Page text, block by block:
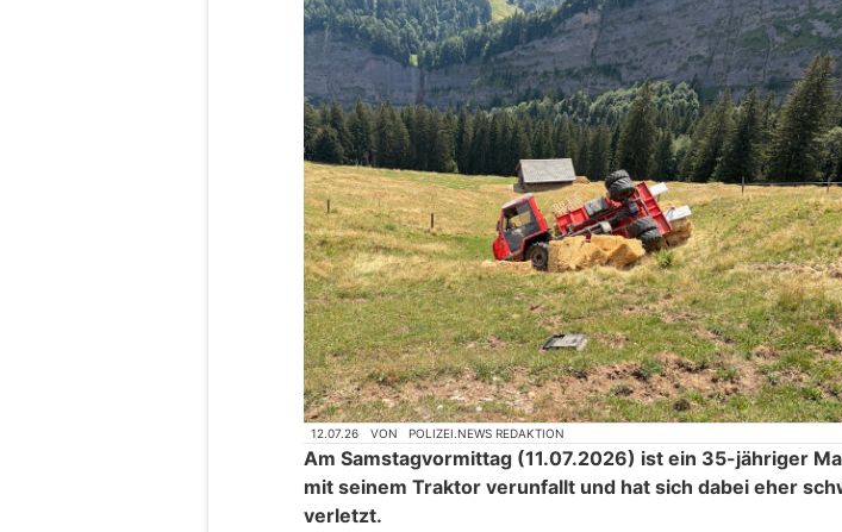
12.07.26 VON POLIZEI.NEWS REDAKTION
Am Samstagvormittag (11.07.2026) ist ein 35-jähriger
mit seinem Traktor verunfallt und hat sich dabei eher
verletzt.